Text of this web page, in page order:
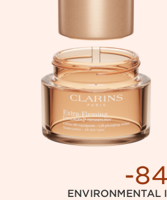
-84
ENVIRONMENTAL